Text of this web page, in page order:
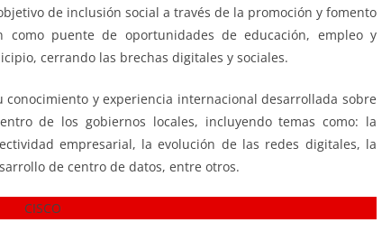
de inclusión social a través de la promoción y fomento
puente de oportunidades de educación, empleo y
cerrando las brechas digitales y sociales.
conocimiento y experiencia internacional desarrollada sobre
de los gobiernos locales, incluyendo temas como: la
empresarial, la evolución de las redes digitales, la
de centro de datos, entre otros.